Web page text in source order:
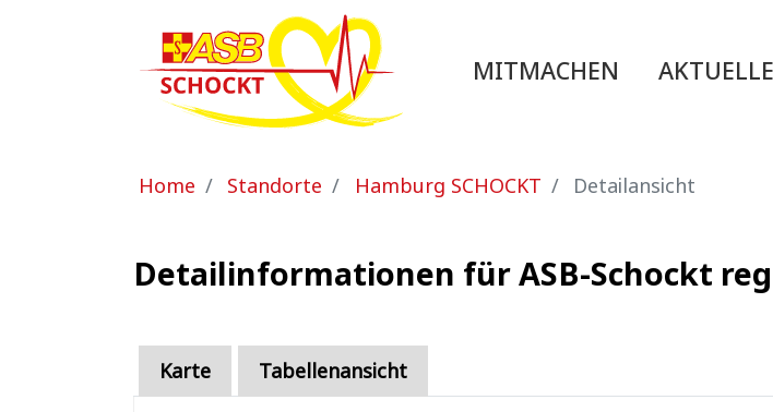
MITMACHEN
Sie sind hier:
Home Standorte Hamburg SCHOCKT Detailansicht
Detailinformationen für ASB-Schockt
Karte Tabellenansicht